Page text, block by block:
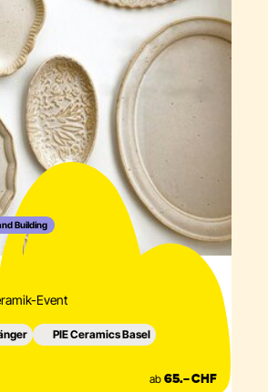
Building
Event
PIE Ceramics Basel
ab 65.– CHF